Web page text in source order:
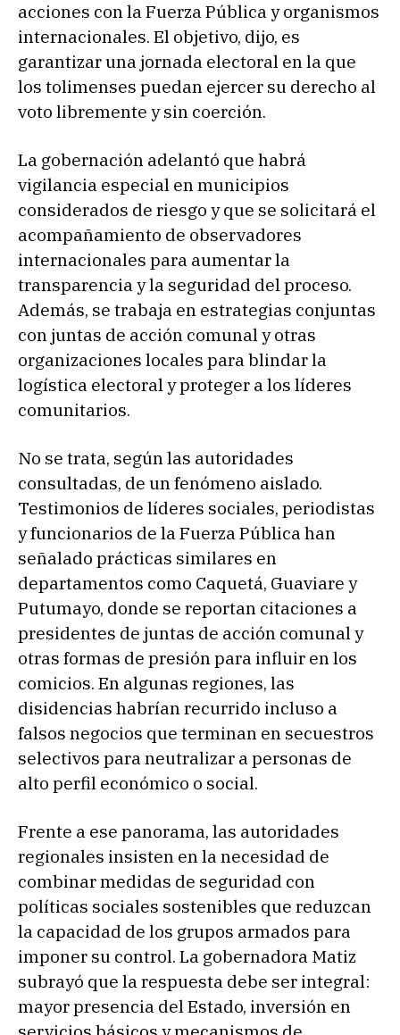
acciones con la Fuerza Pública y organismos
internacionales. El objetivo, dijo, es
garantizar una jornada electoral en la que
los tolimenses puedan ejercer su derecho al
voto libremente y sin coerción.
La gobernación adelantó que habrá
vigilancia especial en municipios
considerados de riesgo y que se solicitará el
acompañamiento de observadores
internacionales para aumentar la
transparencia y la seguridad del proceso.
Además, se trabaja en estrategias conjuntas
con juntas de acción comunal y otras
organizaciones locales para blindar la
logística electoral y proteger a los líderes
comunitarios.
No se trata, según las autoridades
consultadas, de un fenómeno aislado.
Testimonios de líderes sociales, periodistas
y funcionarios de la Fuerza Pública han
señalado prácticas similares en
departamentos como Caquetá, Guaviare y
Putumayo, donde se reportan citaciones a
presidentes de juntas de acción comunal y
otras formas de presión para influir en los
comicios. En algunas regiones, las
disidencias habrían recurrido incluso a
falsos negocios que terminan en secuestros
selectivos para neutralizar a personas de
alto perfil económico o social.
Frente a ese panorama, las autoridades
regionales insisten en la necesidad de
combinar medidas de seguridad con
políticas sociales sostenibles que reduzcan
la capacidad de los grupos armados para
imponer su control. La gobernadora Matiz
subrayó que la respuesta debe ser integral:
mayor presencia del Estado, inversión en